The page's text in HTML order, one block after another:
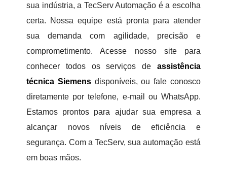
sua indústria, a TecServ Automação é a escolha
certa. Nossa equipe está pronta para atender
sua demanda com agilidade, precisão e
comprometimento. Acesse nosso site para
conhecer todos os serviços de assistência
técnica Siemens disponíveis, ou fale conosco
diretamente por telefone, e-mail ou WhatsApp.
Estamos prontos para ajudar sua empresa a
alcançar novos níveis de eficiência e
segurança. Com a TecServ, sua automação está
em boas mãos.